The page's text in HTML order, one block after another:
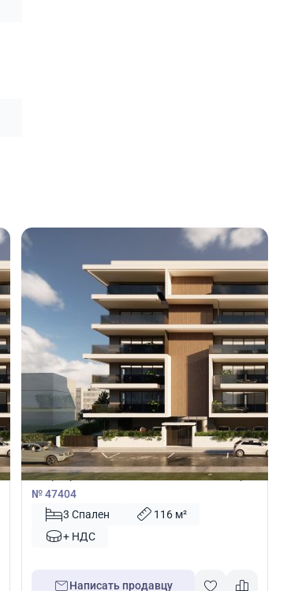
€390 000
Квартира
Квартира с 3 спальнями в Никосия, Кипр
№ 47404
3 Спален
116 м²
+ НДС
Написать продавцу